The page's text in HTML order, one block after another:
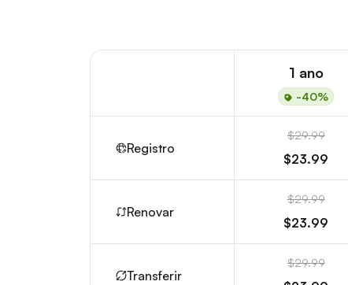
1 ano
-40%
Registro
$29.99
$23.99
Renovar
$29.99
$23.99
Transferir
$29.99